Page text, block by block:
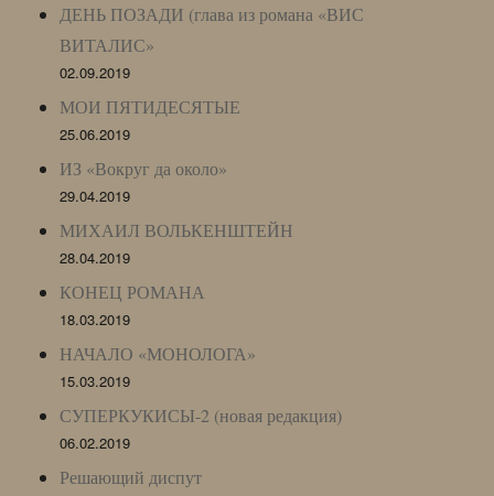
ДЕНЬ ПОЗАДИ (глава из романа «ВИС
ВИТАЛИС»
02.09.2019
МОИ ПЯТИДЕСЯТЫЕ
25.06.2019
ИЗ «Вокруг да около»
29.04.2019
МИХАИЛ ВОЛЬКЕНШТЕЙН
28.04.2019
КОНЕЦ РОМАНА
18.03.2019
НАЧАЛО «МОНОЛОГА»
15.03.2019
СУПЕРКУКИСЫ-2 (новая редакция)
06.02.2019
Решающий диспут